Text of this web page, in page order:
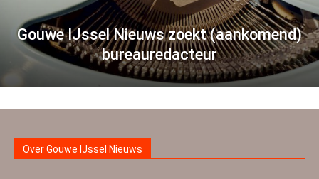
Gouwe IJssel Nieuws zoekt (aankomend)
bureauredacteur
Over Gouwe IJssel Nieuws